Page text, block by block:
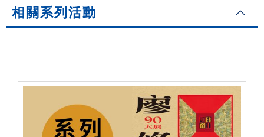
相關系列活動